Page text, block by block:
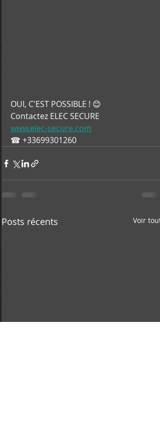
OUI, C'EST POSSIBLE ! 😊
Contactez ELEC SECURE
www.elec-secure.com
☎ +33699301260
Posts récents Voir tout